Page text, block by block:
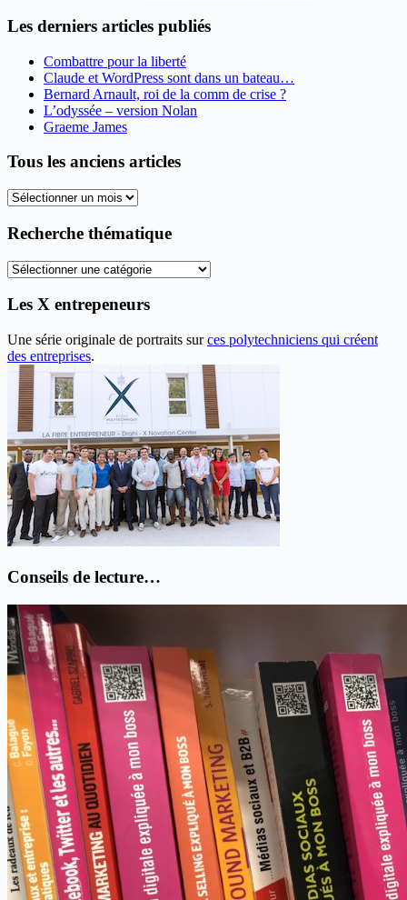
Les derniers articles publiés
Combattre pour la liberté
Claude et WordPress sont dans un bateau…
Bernard Arnault, roi de la comm de crise ?
L’odyssée – version Nolan
Graeme James
Tous les anciens articles
Tous
anciens
Recherche thématique
Recherche
Les X entrepeneurs
Une série originale de portraits surces polytechniciens qui créent
des entreprises.
Conseils de lecture…